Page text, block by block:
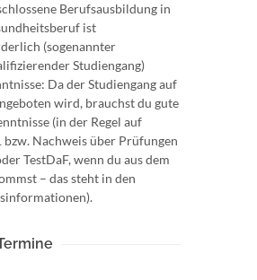
Berufsausbildung in
ist
(sogenannter
Studiengang)
Da der Studiengang auf
wird, brauchst du gute
(in der Regel auf
bzw. Nachweis über Prüfungen
TestDaF, wenn du aus dem
– das steht in den